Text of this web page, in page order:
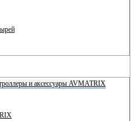
и аксессуары AVMATRIX